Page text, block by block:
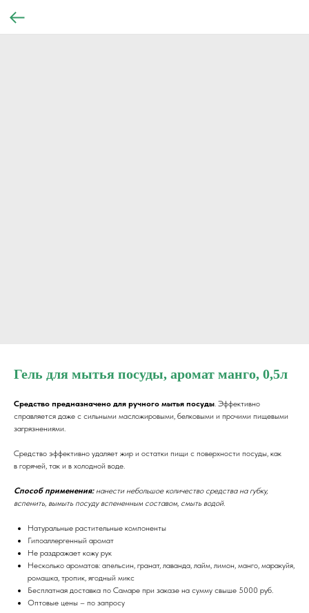
Гель для мытья посуды, аромат манго, 0,5л
Средство предназначено для ручного мытья посуды. Эффективно
справляется даже с сильными масложировыми, белковыми и прочими пищевыми
загрязнениями.
Средство эффективно удаляет жир и остатки пищи с поверхности посуды, как
в горячей, так и в холодной воде.
Способ применения:нанести небольшое количество средства на губку,
вспенить, вымыть посуду вспененным составом, смыть водой.
Натуральные растительные компоненты
Гипоаллергенный аромат
Не раздражает кожу рук
Несколько ароматов: апельсин, гранат, лаванда, лайм, лимон, манго, маракуйя,
ромашка, тропик, ягодный микс
Бесплатная доставка по Самаре при заказе на сумму свыше 5000 руб.
Оптовые цены – по запросу